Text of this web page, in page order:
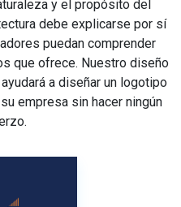
y el propósito del
debe explicarse por sí
puedan comprender
que ofrece. Nuestro diseño
a diseñar un logotipo
empresa sin hacer ningún